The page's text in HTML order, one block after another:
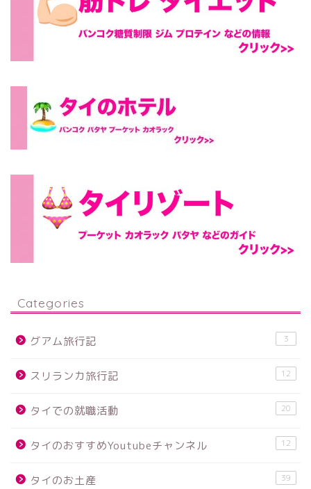
Categories
グアム旅行記 3
スリランカ旅行記 12
タイでの就職活動 20
タイのおすすめYoutubeチャンネル 12
タイのお土産 39